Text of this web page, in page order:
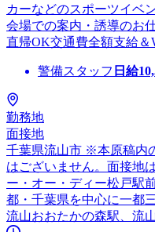
カーなどのスポーツイベ
会場での案内・誘導のお
直帰OK交通費全額支給＆
警備スタッフ 日給
勤務地
面接地
千葉県流山市 ※本原稿内
はございません。面接地
ー・オー・ディー松戸駅
都・千葉県を中心に一都
流山おおたかの森駅、流